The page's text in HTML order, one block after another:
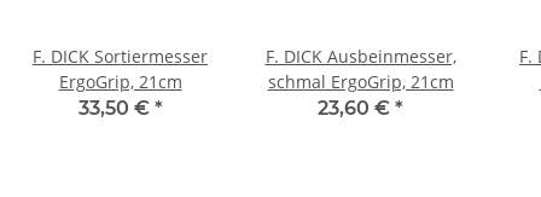
F. DICK Sortiermesser
ErgoGrip, 21cm
33,50 € *
F. DICK Ausbeinmesser,
schmal ErgoGrip, 21cm
23,60 € *
F.